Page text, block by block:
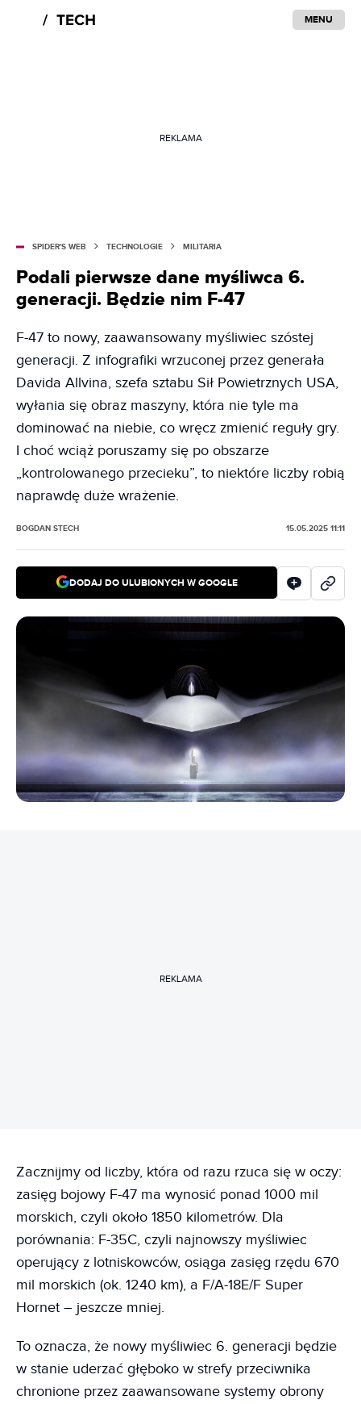
MENU
REKLAMA
SPIDER'S WEB TECHNOLOGIE MILITARIA
Podali pierwsze dane myśliwca 6.
generacji. Będzie nim F-47
F-47 to nowy, zaawansowany myśliwiec szóstej
generacji. Z infografiki wrzuconej przez generała
Davida Allvina, szefa sztabu Sił Powietrznych USA,
wyłania się obraz maszyny, która nie tyle ma
dominować na niebie, co wręcz zmienić reguły gry.
I choć wciąż poruszamy się po obszarze
„kontrolowanego przecieku”, to niektóre liczby robią
naprawdę duże wrażenie.
BOGDAN STECH 15.05.2025 11:11
DODAJ DO ULUBIONYCH W GOOGLE
REKLAMA
Zacznijmy od liczby, która od razu rzuca się w oczy:
zasięg bojowy F-47 ma wynosić ponad 1000 mil
morskich, czyli około 1850 kilometrów. Dla
porównania: F-35C, czyli najnowszy myśliwiec
operujący z lotniskowców, osiąga zasięg rzędu 670
mil morskich (ok. 1240 km), a F/A-18E/F Super
Hornet – jeszcze mniej.
To oznacza, że nowy myśliwiec 6. generacji będzie
w stanie uderzać głęboko w strefy przeciwnika
chronione przez zaawansowane systemy obrony